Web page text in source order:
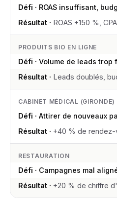
ROAS insuffisant,
ROAS +150 %,
PRODUITS BIO EN LIGNE
Volume de leads trop
Leads doublés,
CABINET MÉDICAL (GIRONDE)
Attirer de nouveaux
+40 % de rendez-
RESTAURATION
Campagnes mal
+20 % de chiffre